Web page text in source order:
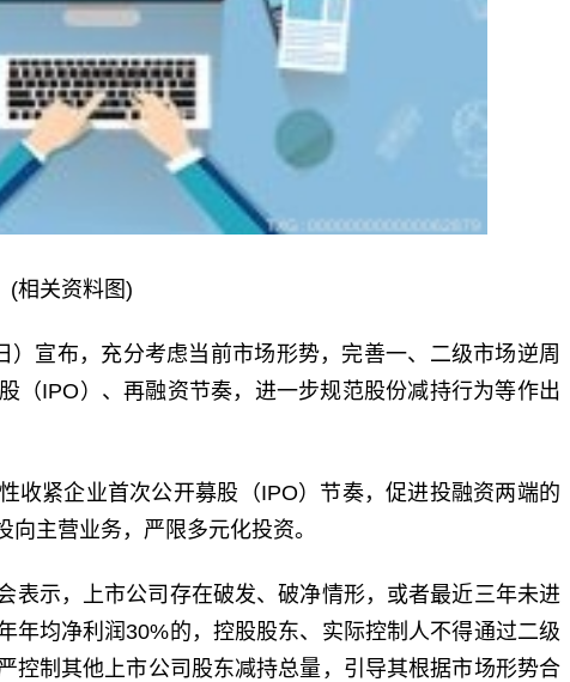
(相关资料图)
）宣布，充分考虑当前市场形势，完善一、二级市场逆周
（IPO）、再融资节奏，进一步规范股份减持行为等作出
收紧企业首次公开募股（IPO）节奏，促进投融资两端的
主营业务，严限多元化投资。
表示，上市公司存在破发、破净情形，或者最近三年未进
年均净利润30%的，控股股东、实际控制人不得通过二级
控制其他上市公司股东减持总量，引导其根据市场形势合